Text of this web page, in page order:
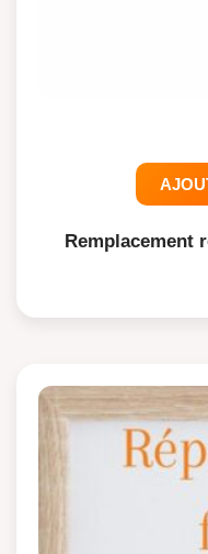
Remplacement